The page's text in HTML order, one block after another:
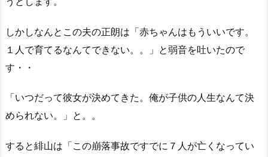
しかしなんとこの夫の正朗は「赤ちゃんはもういいです。
１人で育てるなんてできない。。」と弱音を吐いたので
す・・
「いつだって彼女が決めてきた。俺が子供の人生なんて決
められない。」と。。
すると緋山は「この崩落事故ですでに７人が亡くなってい